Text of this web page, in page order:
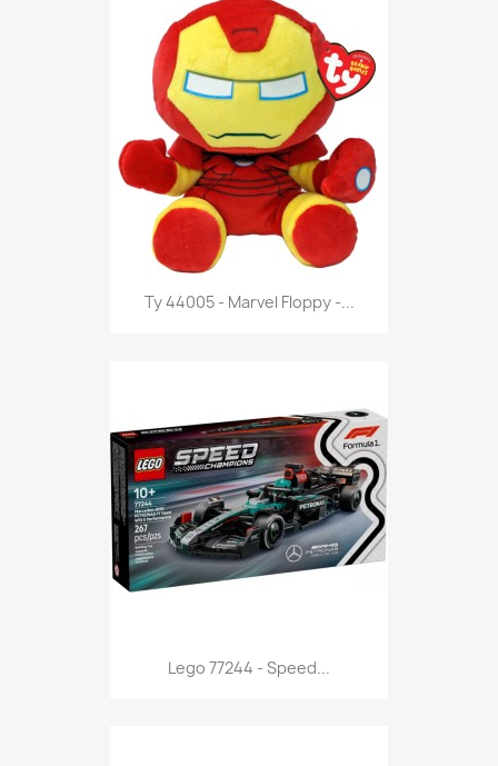
Anteprima
Ty 44005 - Marvel Floppy -...
Anteprima
Lego 77244 - Speed...